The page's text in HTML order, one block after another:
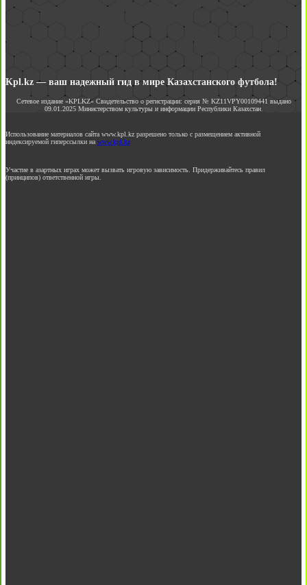
Kpl.kz — ваш надежный гид в мире Казахстанского футбола!
Сетевое издание «KPLKZ» Свидетельство о регистрации: серия № KZ11VPY00109441 выдано
09.01.2025 Министерством культуры и информации Республики Казахстан.
Использование материалов сайта www.kpl.kz разрешено только с размещением активной
индексируемой гиперссылки на www.kpl.kz
Участие в азартных играх может вызвать игровую зависимость. Придерживайтесь правил
(принципов) ответственной игры.